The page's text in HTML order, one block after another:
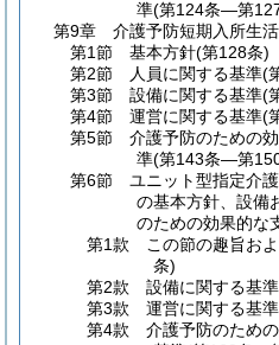
準(第124条―第
第9章
介護予防短期入所生
第1節
基本方針(第128条)
第2節
人員に関する基準(
第3節
設備に関する基準(
第4節
運営に関する基準(
第5節
介護予防のための
準(第143条―第
第6節
ユニット型指定介
の基本方針、設備
のための効果的な
第1款
この節の趣旨お
条)
第2款
設備に関する基準
第3款
運営に関する基準
第4款
介護予防のため